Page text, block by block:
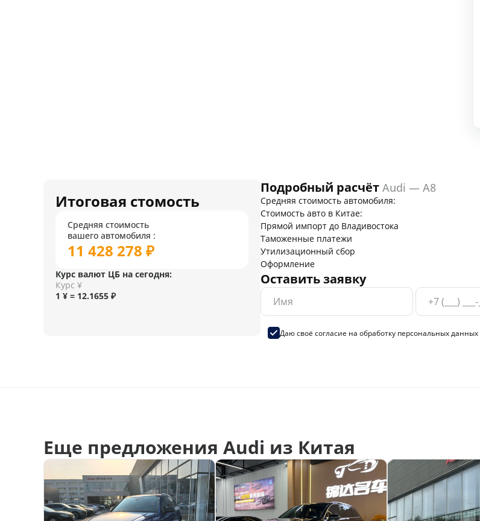
Итоговая стомость
Средняя стоимость
вашего автомобиля :
11 428 278 ₽
Курс валют ЦБ на сегодня:
Курс ¥
1 ¥ = 12.1655 ₽
Подробный расчёт Audi — A8
Средняя стоимость автомобиля:
Стоимость авто в Китае:
Прямой импорт до Владивостока
Таможенные платежи
Утилизационный сбор
Оформление
Оставить заявку
Даю своё согласие на обработку персональных данных
Еще предложения Audi из Китая